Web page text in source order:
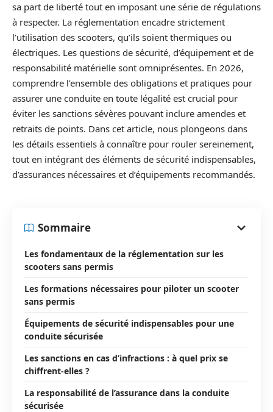
sa part de liberté tout en imposant une série de régulations
à respecter. La réglementation encadre strictement
l’utilisation des scooters, qu’ils soient thermiques ou
électriques. Les questions de sécurité, d’équipement et de
responsabilité matérielle sont omniprésentes. En 2026,
comprendre l’ensemble des obligations et pratiques pour
assurer une conduite en toute légalité est crucial pour
éviter les sanctions sévères pouvant inclure amendes et
retraits de points. Dans cet article, nous plongeons dans
les détails essentiels à connaître pour rouler sereinement,
tout en intégrant des éléments de sécurité indispensables,
d’assurances nécessaires et d’équipements recommandés.
Sommaire
Les fondamentaux de la réglementation sur les
scooters sans permis
Les formations nécessaires pour piloter un scooter
sans permis
Équipements de sécurité indispensables pour une
conduite sécurisée
Les sanctions en cas d’infractions : à quel prix se
chiffrent-elles ?
La responsabilité de l’assurance dans la conduite
sécurisée